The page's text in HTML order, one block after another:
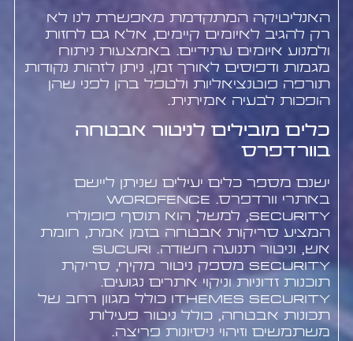
האנליטיקה המתקדמת מאפשרת לנו לא
רק להגיב לאיומים קיימים, אלא גם לחזות
ולמנוע איומים עתידיים. באמצעות ניתוח
מגמות ודפוסים לאורך זמן, ניתן לזהות נקודות
תורפה פוטנציאליות ולטפל בהן לפני שהן
הופכות לבעיה אמיתית.
כלים מובילים לניטור אבטחה
בוורדפרס
ישנם מספר כלים יעילים שניתן ליישם
באתרי וורדפרס. Wordfence
Security, למשל, הוא תוסף פופולרי
המציע סריקות אבטחה בזמן אמת, חומת
אש, וניטור תנועה חשודה. Sucuri
Security מספק ניטור מקיף, סריקת
תוכנות זדוניות וניקוי אתרים נגועים.
iThemes Security כולל מגוון רחב של
תכונות אבטחה, כולל ניטור פעילות
משתמשים וזיהוי ניסיונות פריצה.